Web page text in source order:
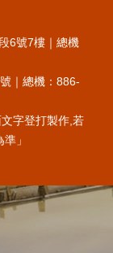
6號7樓｜總機
｜總機：886-
字登打製作,若
」